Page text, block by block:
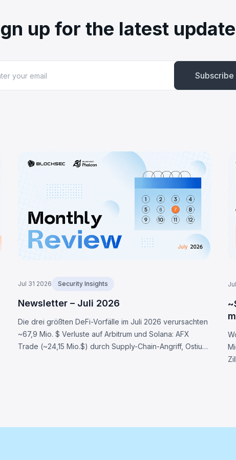
up for the latest
Subscribe
Jul 31 2026 Security Insights
Newsletter – Juli 2026
Die drei größten DeFi-Vorfälle im Juli 2026 verursachten
~67,9 Mio. $ Verluste auf Arbitrum und Solana: AFX
Trade (~24,15 Mio.$) durch Supply-Chain-Angriff, Ostium